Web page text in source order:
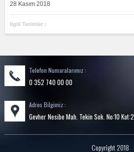
28 Kasım 2018
İlgili Terimler :
Telefon Numaralarımız :
0 352 740 00 00
Adres Bilgimiz :
Gevher Nesibe Mah. Tekin Sok. No:10
Copyright 2018